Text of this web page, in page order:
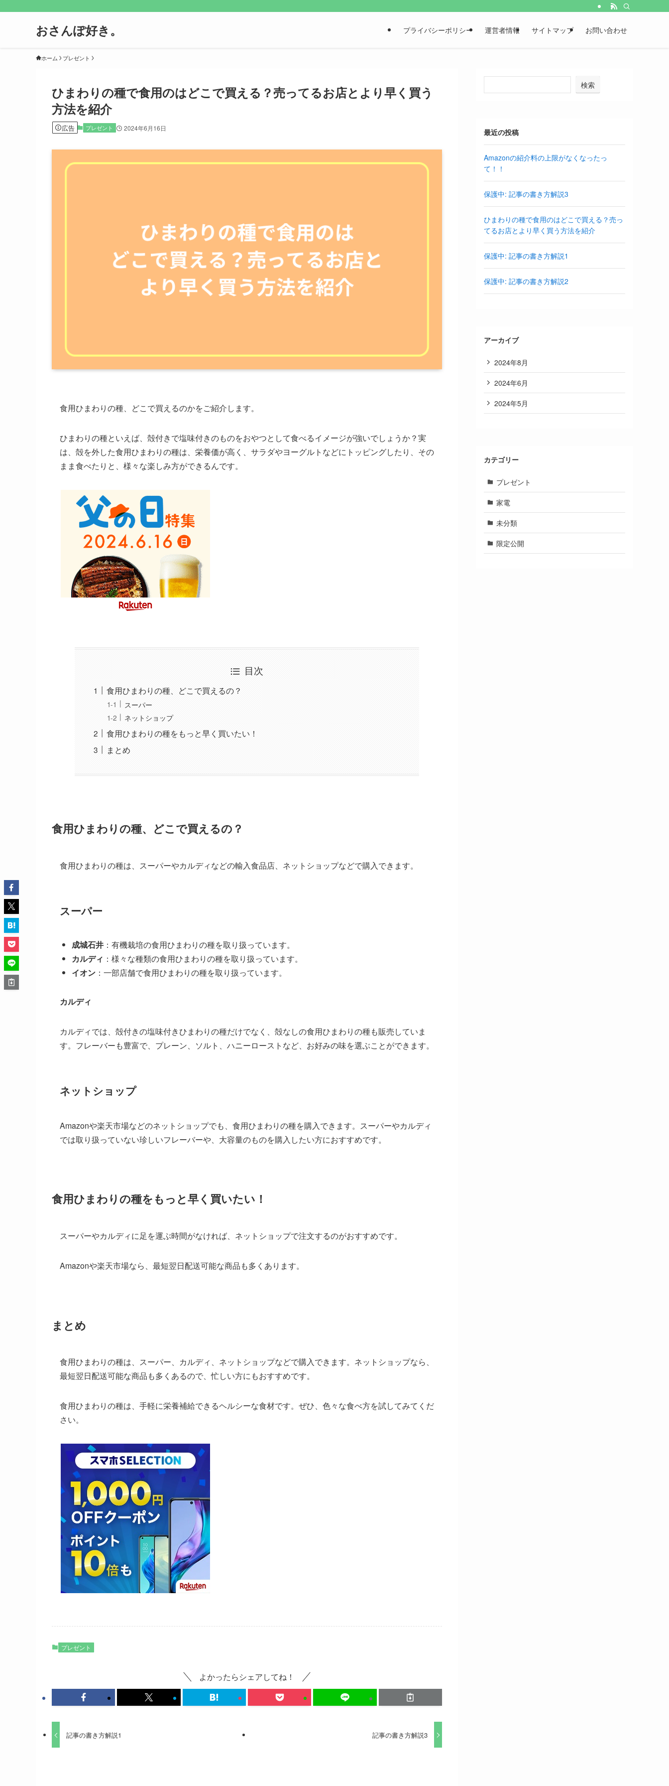
おさんぽ好き。 プライバシーポリシー 運営者情報 サイトマップ お問い合わせ
ホーム プレゼント
ひまわりの種で食用のはどこで買える？売ってるお店とより早く買う
方法を紹介
広告 プレゼント 2024年6月16日
食用ひまわりの種、どこで買えるのかをご紹介します。
ひまわりの種といえば、殻付きで塩味付きのものをおやつとして食べるイメージが強いでしょうか？実
は、殻を外した食用ひまわりの種は、栄養価が高く、サラダやヨーグルトなどにトッピングしたり、その
まま食べたりと、様々な楽しみ方ができるんです。
目次
食用ひまわりの種、どこで買えるの？
スーパー
ネットショップ
食用ひまわりの種をもっと早く買いたい！
まとめ
食用ひまわりの種、どこで買えるの？
食用ひまわりの種は、スーパーやカルディなどの輸入食品店、ネットショップなどで購入できます。
スーパー
成城石井 ：有機栽培の食用ひまわりの種を取り扱っています。
カルディ ：様々な種類の食用ひまわりの種を取り扱っています。
イオン ：一部店舗で食用ひまわりの種を取り扱っています。
カルディ
カルディでは、殻付きの塩味付きひまわりの種だけでなく、殻なしの食用ひまわりの種も販売していま
す。フレーバーも豊富で、プレーン、ソルト、ハニーローストなど、お好みの味を選ぶことができます。
ネットショップ
Amazonや楽天市場などのネットショップでも、食用ひまわりの種を購入できます。スーパーやカルディ
では取り扱っていない珍しいフレーバーや、大容量のものを購入したい方におすすめです。
食用ひまわりの種をもっと早く買いたい！
スーパーやカルディに足を運ぶ時間がなければ、ネットショップで注文するのがおすすめです。
Amazonや楽天市場なら、最短翌日配送可能な商品も多くあります。
まとめ
食用ひまわりの種は、スーパー、カルディ、ネットショップなどで購入できます。ネットショップなら、
最短翌日配送可能な商品も多くあるので、忙しい方にもおすすめです。
食用ひまわりの種は、手軽に栄養補給できるヘルシーな食材です。ぜひ、色々な食べ方を試してみてくだ
さい。
プレゼント
よかったらシェアしてね！
記事の書き方解説1 記事の書き方解説3
検索
最近の投稿
Amazonの紹介料の上限がなくなったっ
て！！
保護中: 記事の書き方解説3
ひまわりの種で食用のはどこで買える？売っ
てるお店とより早く買う方法を紹介
保護中: 記事の書き方解説1
保護中: 記事の書き方解説2
アーカイブ
2024年8月
2024年6月
2024年5月
カテゴリー
プレゼント
家電
未分類
限定公開